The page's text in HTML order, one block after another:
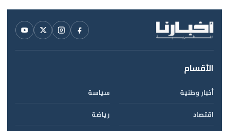
الأقسام
أخبار وطنية
سياسة
اقتصاد
رياضة